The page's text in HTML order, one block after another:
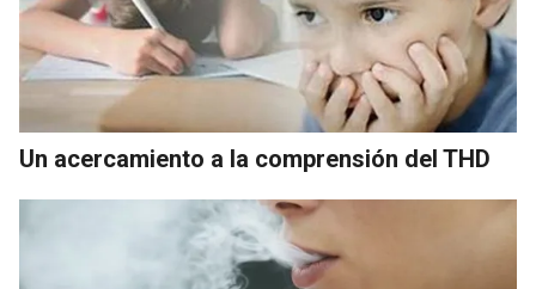
Un acercamiento a la comprensión del THD